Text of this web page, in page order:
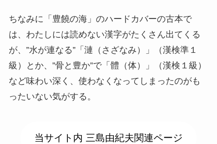
ちなみに「豊饒の海」のハードカバーの古本で
は、わたしには読めない漢字がたくさん出てくる
が、”水が連なる”「漣（さざなみ）」（漢検準１
級）とか、”骨と豊か”で「體（体）」（漢検１級）
など味わい深く、使わなくなってしまったのがも
ったいない気がする。
当サイト内 三島由紀夫関連ページ